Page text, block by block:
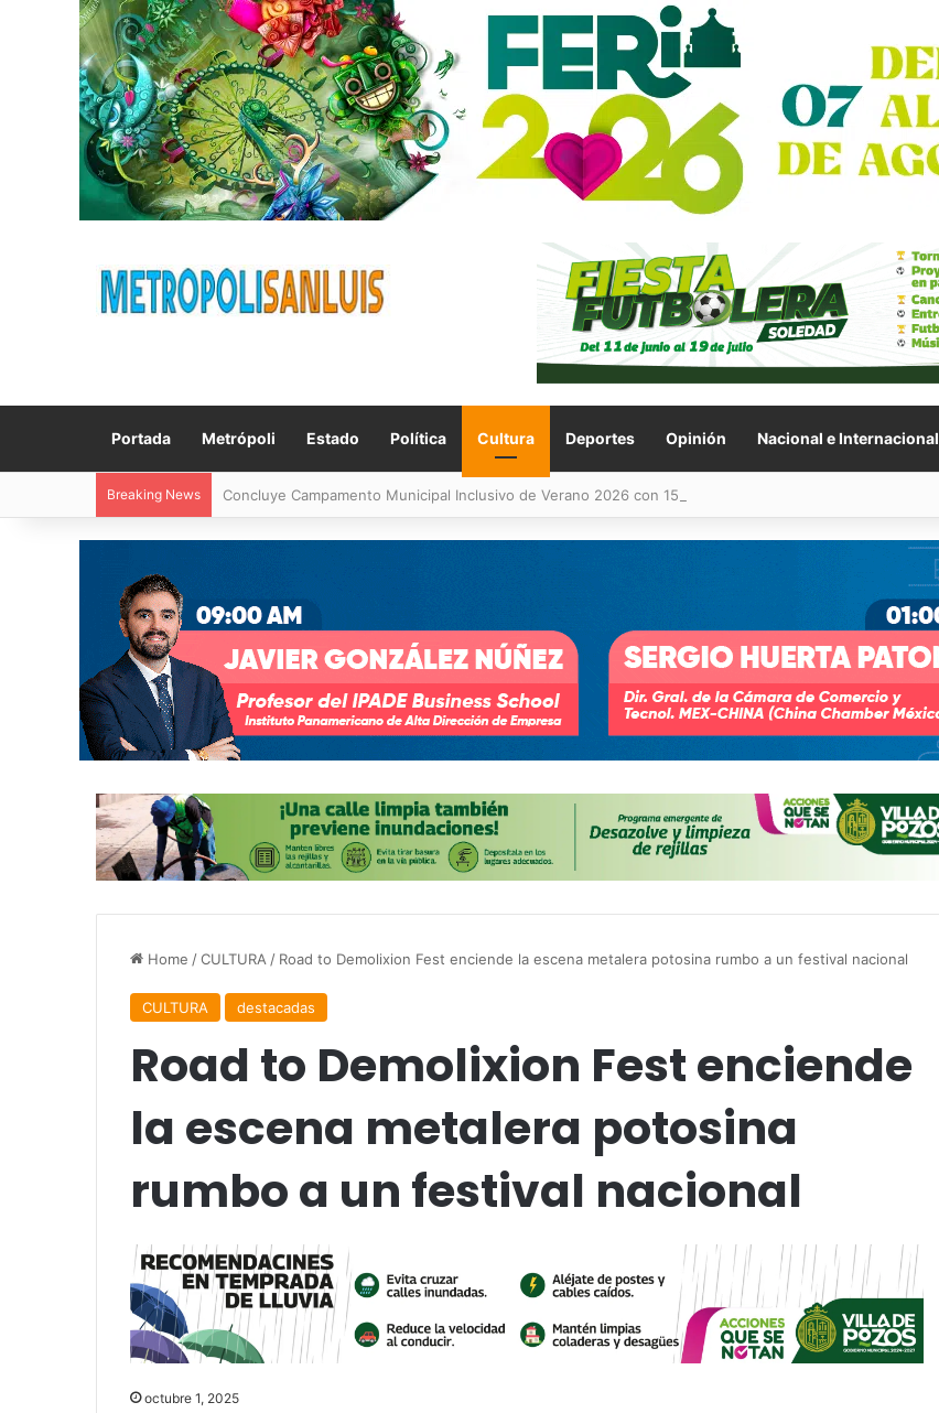
Portada Metrópoli Estado Política Cultura Deportes Opinión Nacional e Internacional
Breaking News Concluye Campamento Municipal Inclusivo de Verano 2026 con 155 participantes
Home /CULTURA / Road to Demolixion Fest enciende la escena metalera potosina rumbo a un festival nacional
CULTURA destacadas
Road to Demolixion Fest enciende
la escena metalera potosina
rumbo a un festival nacional
octubre 1, 2025